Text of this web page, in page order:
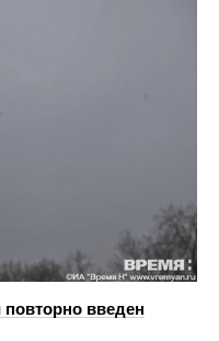
введен